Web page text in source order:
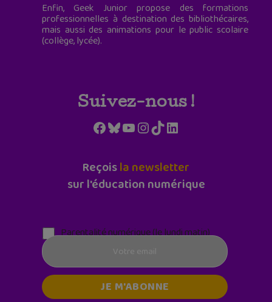
Enfin, Geek Junior propose des formations
professionnelles à destination des bibliothécaires,
mais aussi des animations pour le public scolaire
(collège, lycée).
Suivez-nous !
Facebook
Bluesky
YouTube
Instagram
TikTokLinkedIn
Reçoisla newsletter
sur l'éducation numérique
Parentalité numérique (le lundi matin)